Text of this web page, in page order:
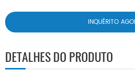
INQUÉRITO
DETALHES DO PRODUTO